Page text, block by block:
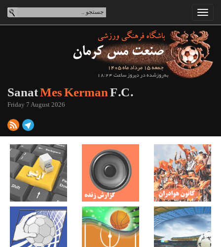
جمعه 15 مرداد ماه 1405
به‌روزشده در دیروز ساعت 18:24
SanatMes KermanF.C.
Friday 7 August 2026